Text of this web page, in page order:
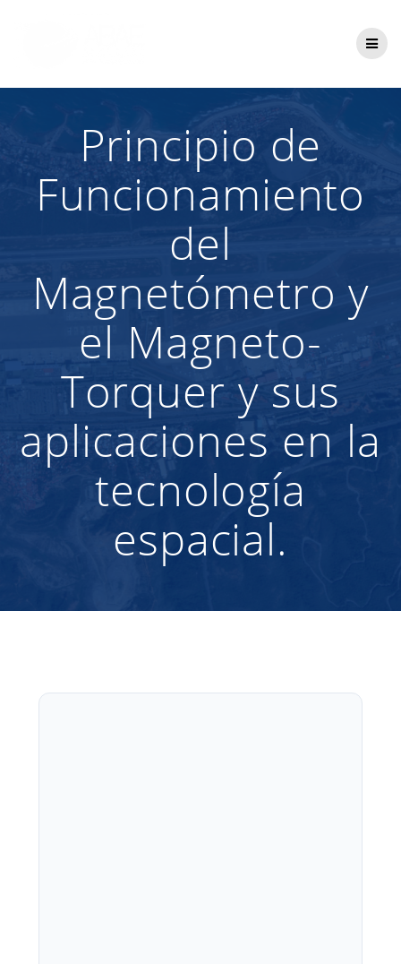
Principio de
Funcionamiento
del
Magnetómetro y
el Magneto-
Torquer y sus
aplicaciones en la
tecnología
espacial.